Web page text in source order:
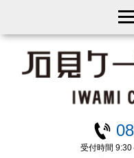
受付時間 9:30